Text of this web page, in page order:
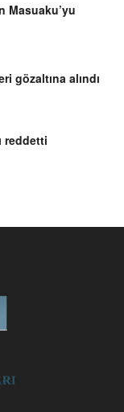
Masuaku’yu
gözaltına alındı
reddetti